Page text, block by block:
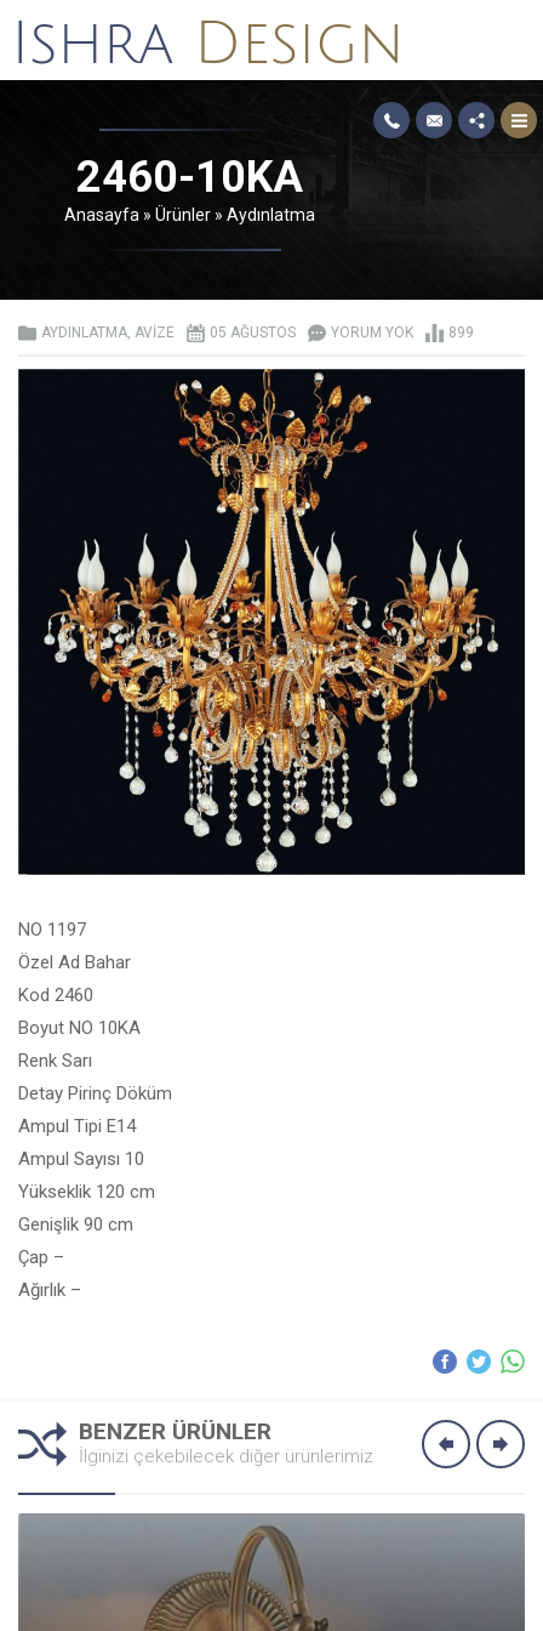
2460-10KA
Anasayfa » Ürünler » Aydınlatma
AYDINLATMA, AVIZE 05 AĞUSTOS YORUM YOK 899
NO 1197
Özel Ad Bahar
Kod 2460
Boyut NO 10KA
Renk Sarı
Detay Pirinç Döküm
Ampul Tipi E14
Ampul Sayısı 10
Yükseklik 120 cm
Genişlik 90 cm
Çap –
Ağırlık –
BENZER ÜRÜNLER
İlginizi çekebilecek diğer ürünlerimiz